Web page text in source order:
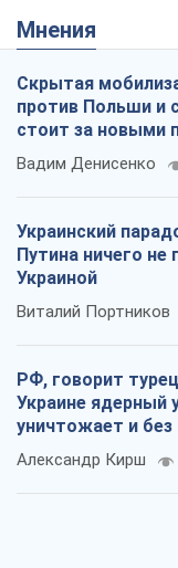
Мнения
Скрытая
против Польши и
стоит за новыми
Вадим Денисенко
Украинский
Путина ничего не
Украиной
Виталий Портников
РФ, говорит
Украине ядерный
уничтожает и без
Александр Кирш